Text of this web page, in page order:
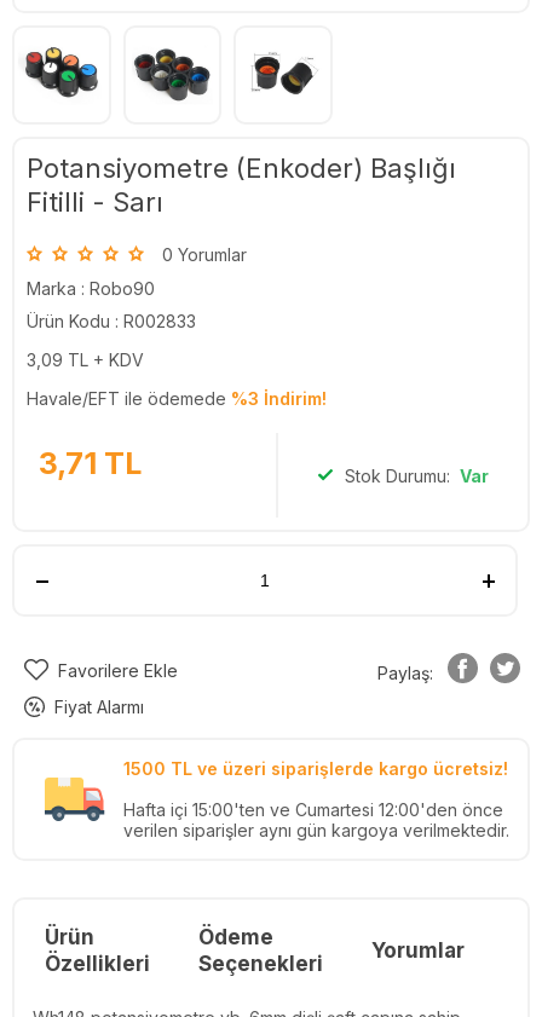
Potansiyometre (Enkoder) Başlığı
Fitilli - Sarı
0 Yorumlar
Marka : Robo90
Ürün Kodu : R002833
3,09 TL + KDV
Havale/EFT ile ödemede %3 İndirim!
3,71 TL Stok Durumu: Var
Favorilere Ekle
Fiyat Alarmı
Paylaş:
1500 TL ve üzeri siparişlerde kargo ücretsiz!
Hafta içi 15:00'ten ve Cumartesi 12:00'den önce
verilen siparişler aynı gün kargoya verilmektedir.
Ürün
Özellikleri
Ödeme
Seçenekleri
Yorumlar